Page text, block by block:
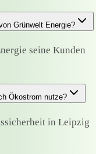
Grünwelt Energie?
seine Kunden
Ökostrom nutze?
in Leipzig